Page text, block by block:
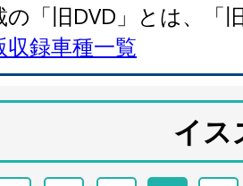
の「旧DVD」とは、「
収録車種一覧
イス